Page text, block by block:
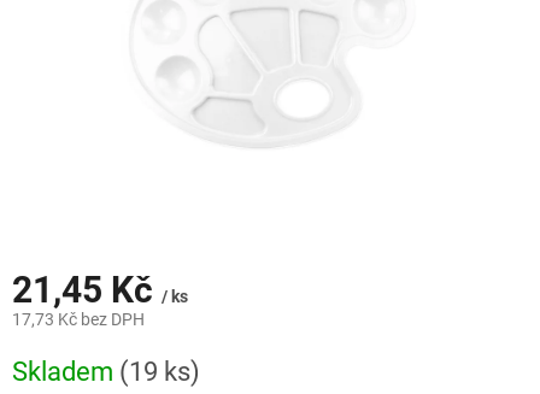
21,45 Kč / ks
17,73 Kč bez DPH
cena:
Skladem (19 ks)